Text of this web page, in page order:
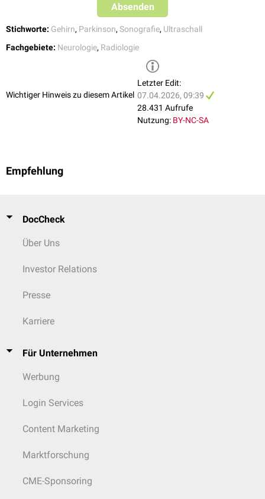
der Ursache ist nicht möglich)
Optikusscheiden-Sonographie zur Bestimmung des
Absenden
Stichworte: Gehirn, Parkinson, Sonografie, Ultraschall
Fachgebiete: Neurologie, Radiologie
Wichtiger Hinweis zu diesem Artikel
Letzter Edit:
07.04.2026, 09:39
28.431 Aufrufe
Nutzung: BY-NC-SA
Empfehlung
DocCheck
Über Uns
Investor Relations
Presse
Karriere
Für Unternehmen
Werbung
Login Services
Content Marketing
Marktforschung
CME-Sponsoring